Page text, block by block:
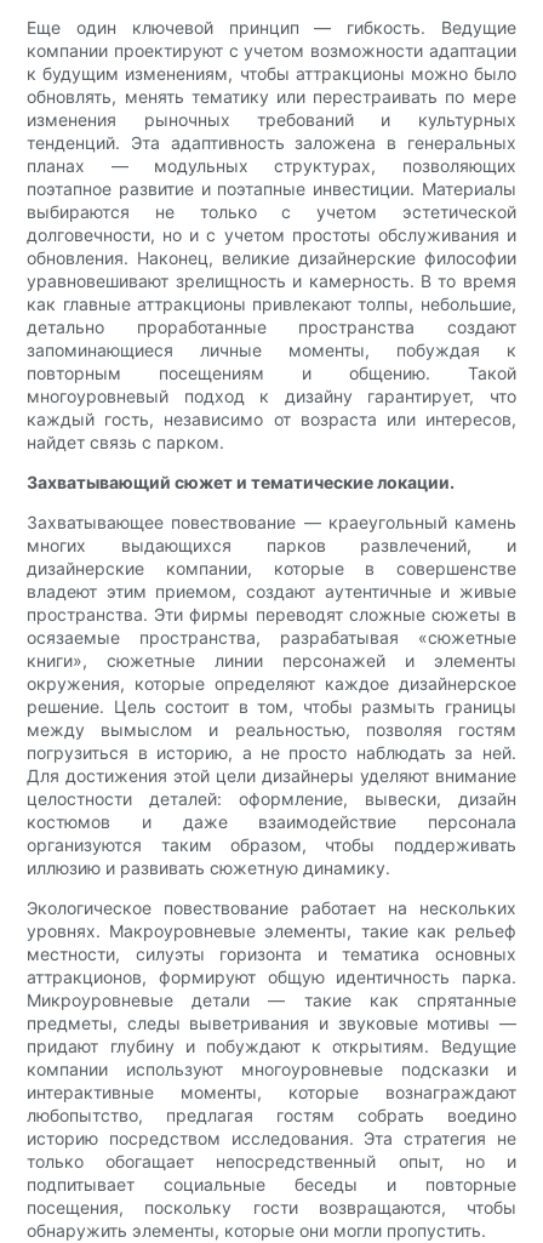
Еще один ключевой принцип — гибкость. Ведущие
компании проектируют с учетом возможности адаптации
к будущим изменениям, чтобы аттракционы можно было
обновлять, менять тематику или перестраивать по мере
изменения рыночных требований и культурных
тенденций. Эта адаптивность заложена в генеральных
планах — модульных структурах, позволяющих
поэтапное развитие и поэтапные инвестиции. Материалы
выбираются не только с учетом эстетической
долговечности, но и с учетом простоты обслуживания и
обновления. Наконец, великие дизайнерские философии
уравновешивают зрелищность и камерность. В то время
как главные аттракционы привлекают толпы, небольшие,
детально проработанные пространства создают
запоминающиеся личные моменты, побуждая к
повторным посещениям и общению. Такой
многоуровневый подход к дизайну гарантирует, что
каждый гость, независимо от возраста или интересов,
найдет связь с парком.
Захватывающий сюжет и тематические локации.
Захватывающее повествование — краеугольный камень
многих выдающихся парков развлечений, и
дизайнерские компании, которые в совершенстве
владеют этим приемом, создают аутентичные и живые
пространства. Эти фирмы переводят сложные сюжеты в
осязаемые пространства, разрабатывая «сюжетные
книги», сюжетные линии персонажей и элементы
окружения, которые определяют каждое дизайнерское
решение. Цель состоит в том, чтобы размыть границы
между вымыслом и реальностью, позволяя гостям
погрузиться в историю, а не просто наблюдать за ней.
Для достижения этой цели дизайнеры уделяют внимание
целостности деталей: оформление, вывески, дизайн
костюмов и даже взаимодействие персонала
организуются таким образом, чтобы поддерживать
иллюзию и развивать сюжетную динамику.
Экологическое повествование работает на нескольких
уровнях. Макроуровневые элементы, такие как рельеф
местности, силуэты горизонта и тематика основных
аттракционов, формируют общую идентичность парка.
Микроуровневые детали — такие как спрятанные
предметы, следы выветривания и звуковые мотивы —
придают глубину и побуждают к открытиям. Ведущие
компании используют многоуровневые подсказки и
интерактивные моменты, которые вознаграждают
любопытство, предлагая гостям собрать воедино
историю посредством исследования. Эта стратегия не
только обогащает непосредственный опыт, но и
подпитывает социальные беседы и повторные
посещения, поскольку гости возвращаются, чтобы
обнаружить элементы, которые они могли пропустить.